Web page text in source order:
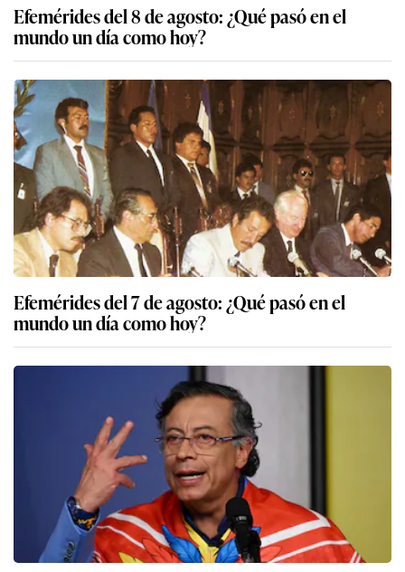
Efemérides del 8 de agosto: ¿Qué pasó en el
mundo un día como hoy?
Efemérides del 7 de agosto: ¿Qué pasó en el
mundo un día como hoy?